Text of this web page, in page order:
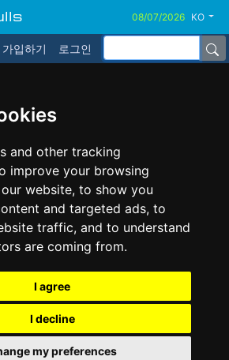
and other tracking
improve your browsing
website, to show you
and targeted ads, to
traffic, and to understand
are coming from.
I agree
I decline
my preferences
KO
가입하기 로그인